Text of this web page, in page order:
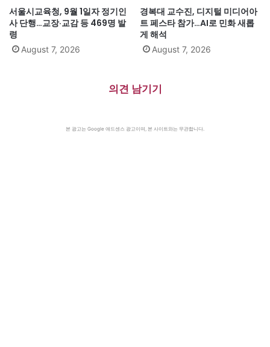
서울시교육청, 9월 1일자 정기인
사 단행…교장·교감 등 469명 발
령
August 7, 2026
경복대 교수진, 디지털 미디어아
트 페스타 참가…AI로 민화 새롭
게 해석
August 7, 2026
의견 남기기
본 광고는 Google 애드센스 광고이며, 본 사이트와는 무관합니다.